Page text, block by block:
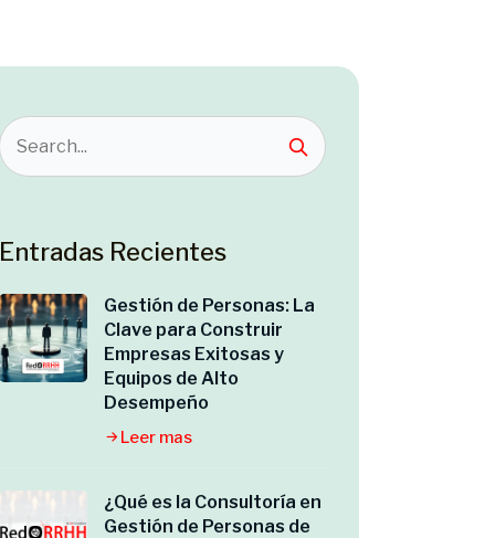
Entradas Recientes
Gestión de Personas: La
Clave para Construir
Empresas Exitosas y
Equipos de Alto
Desempeño
Leer mas
¿Qué es la Consultoría en
Gestión de Personas de